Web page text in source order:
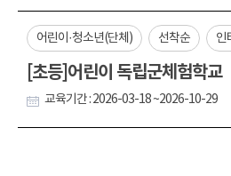
어린이·청소년(단체) 선착순 인
[초등]어린이 독립군체험학교
교육기간 : 2026-03-18 ~2026-10-29